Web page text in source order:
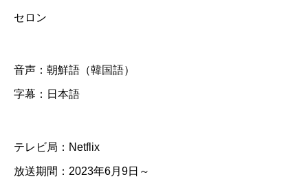
セロン
音声：朝鮮語（韓国語）
字幕：日本語
テレビ局：Netflix
放送期間：2023年6月9日～